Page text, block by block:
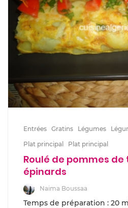
Entrées Gratins Légumes
Plat principal
Plat principal
Roulé de pommes
épinards
Naima Boussaa
Temps de préparation : 20